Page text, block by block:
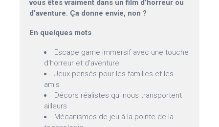
vous êtes vraiment dans un film d’horreur ou
d’aventure. Ça donne envie, non ?
En quelques mots
Escape game immersif avec une touche
d’horreur et d’aventure
Jeux pensés pour les familles et les
amis
Décors réalistes qui nous transportent
ailleurs
Mécanismes de jeu à la pointe de la